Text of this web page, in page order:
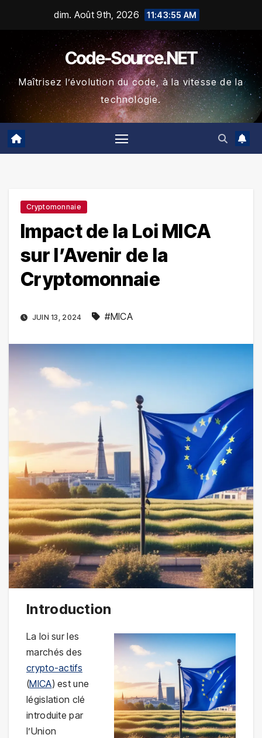
dim. Août 9th, 2026 11:43:56 AM
Code-Source.NET
Maîtrisez l’évolution du code, à la vitesse de la
technologie.
Cryptomonnaie
Impact de la Loi MICA
sur l’Avenir de la
Cryptomonnaie
JUIN 13, 2024 #MICA
Introduction
La loi sur les
marchés des
crypto-actifs
(MICA) est une
législation clé
introduite par
l’Union